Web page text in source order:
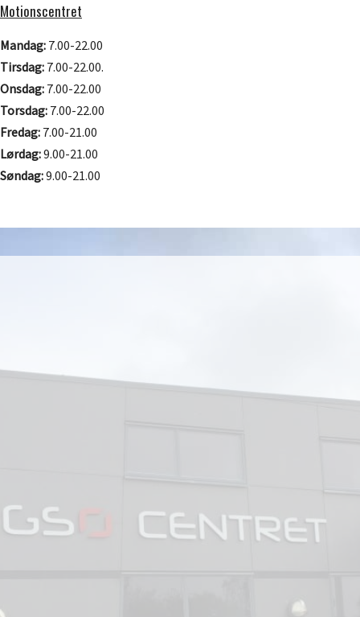
Motionscentret
Mandag: 7.00-22.00
Tirsdag: 7.00-22.00.
Onsdag: 7.00-22.00
Torsdag: 7.00-22.00
Fredag: 7.00-21.00
Lørdag:9.00-21.00
Søndag:9.00-21.00